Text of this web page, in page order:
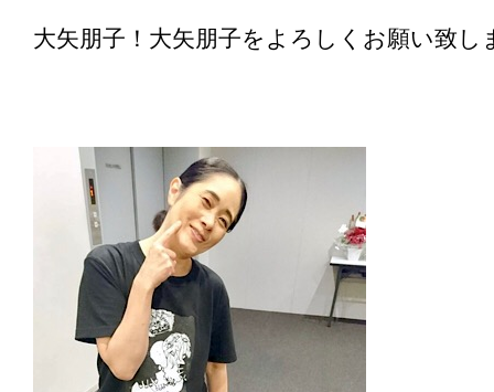
大矢朋子！大矢朋子をよろしくお願い致し